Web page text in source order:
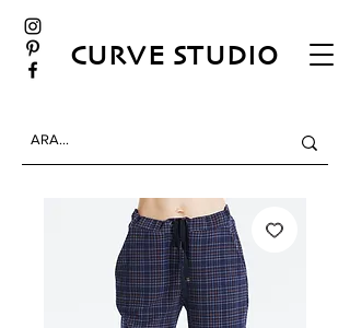
CURVE STUDIO